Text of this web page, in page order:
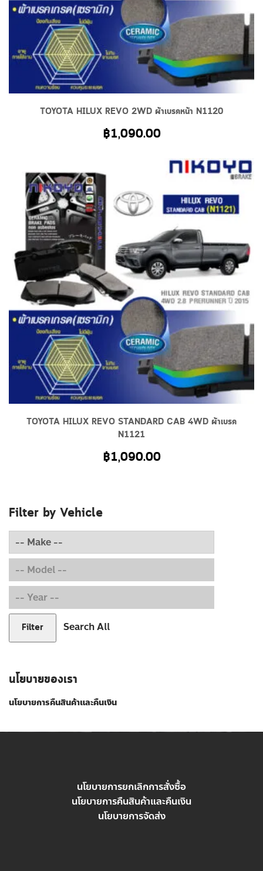
TOYOTA HILUX REVO 2WD ผ้าเบรคหน้า N1120
฿1,090.00
TOYOTA HILUX REVO STANDARD CAB 4WD ผ้าเบรค
N1121
฿1,090.00
Filter by Vehicle
Filter Search All
นโยบายของเรา
นโยบายการคืนสินค้าและคืนเงิน
นโยบายการยกเลิกการสั่งซื้อ
นโยบายการคืนสินค้าและคืนเงิน
นโยบายการจัดส่ง